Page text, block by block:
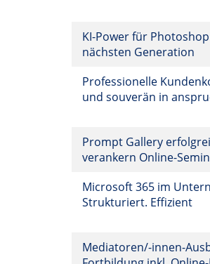
KI-Power für
nächsten Generation
Professionelle
und souverän in
Prompt Gallery
verankern Online-
Microsoft 365 im
Strukturiert. Effizient
Mediatoren/-innen-